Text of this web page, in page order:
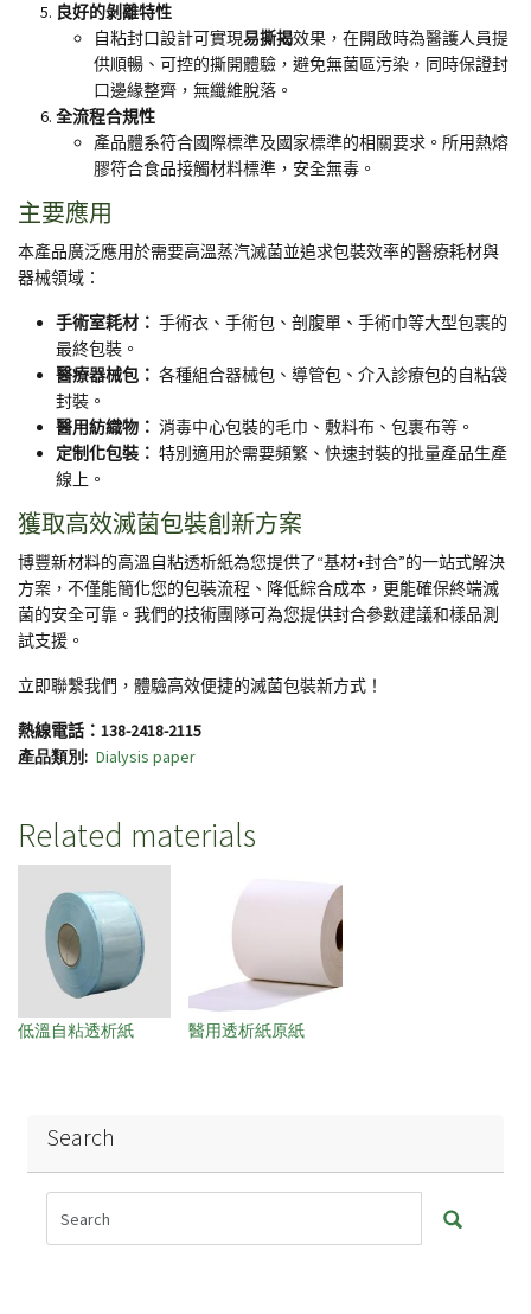
良好的剝離特性
自粘封口設計可實現易撕揭效果，在開啟時為醫護人員提
供順暢、可控的撕開體驗，避免無菌區污染，同時保證封
口邊緣整齊，無纖維脫落。
全流程合規性
產品體系符合國際標準及國家標準的相關要求。所用熱熔
膠符合食品接觸材料標準，安全無毒。
主要應用
本產品廣泛應用於需要高溫蒸汽滅菌並追求包裝效率的醫療耗材與
器械領域：
手術室耗材： 手術衣、手術包、剖腹單、手術巾等大型包裹的
最終包裝。
醫療器械包： 各種組合器械包、導管包、介入診療包的自粘袋
封裝。
醫用紡織物： 消毒中心包裝的毛巾、敷料布、包裹布等。
定制化包裝： 特別適用於需要頻繁、快速封裝的批量產品生產
線上。
獲取高效滅菌包裝創新方案
博豐新材料的高溫自粘透析紙為您提供了“基材+封合”的一站式解決
方案，不僅能簡化您的包裝流程、降低綜合成本，更能確保終端滅
菌的安全可靠。我們的技術團隊可為您提供封合參數建議和樣品測
試支援。
立即聯繫我們，體驗高效便捷的滅菌包裝新方式！
熱線電話： 138-2418-2115
產品類別 Dialysis paper
Related materials
低溫自粘透析紙 醫用透析紙原紙
Search